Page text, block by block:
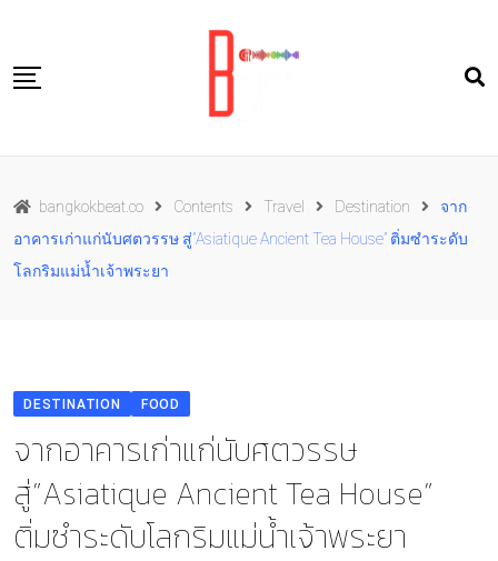
content
Food
Culture
bangkokbeat.co Contents Travel Destination
จาก
อาคารเก่าแก่นับศตวรรษ สู่”Asiatique Ancient Tea House” ติ่มซำระดับ
โลกริมแม่น้ำเจ้าพระยา
DESTINATION FOOD
จากอาคารเก่าแก่นับศตวรรษ
สู่”Asiatique Ancient Tea House”
ติ่มซำระดับโลกริมแม่น้ำเจ้าพระยา